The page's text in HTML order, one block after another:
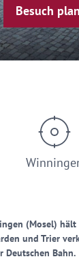
Besuch
(Mosel)
und Trier
Deutschen Bahn.